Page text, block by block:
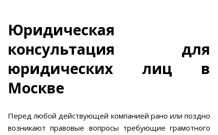
Юридическая
консультация для
юридических лиц в
Москве
Перед любой действующей компанией рано или поздно
возникают правовые вопросы требующие грамотного